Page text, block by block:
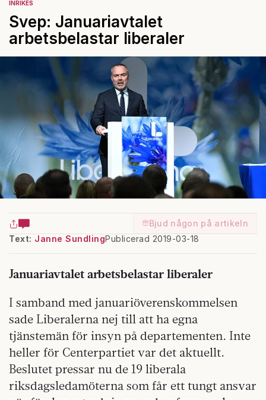
INRIKES
Svep: Januariavtalet
arbetsbelastar liberaler
Bjud någon på artikeln
Text: Janne SundlingPublicerad 2019-03-18
Januariavtalet arbetsbelastar liberaler
I samband med januariöverenskommelsen
sade Liberalerna nej till att ha egna
tjänstemän för insyn på departementen. Inte
heller för Centerpartiet var det aktuellt.
Beslutet pressar nu de 19 liberala
riksdagsledamöterna som får ett tungt ansvar